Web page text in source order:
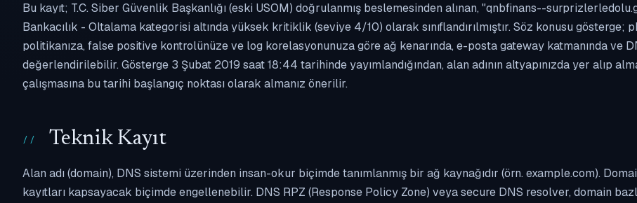
Bu kayıt; T.C. Siber Güvenlik Başkanlığı (eski USOM) doğrulanmış beslemesinden alınan, "qnbfinans--
Bankacılık - Oltalama kategorisi altında yüksek kritiklik (seviye 4/10) olarak sınıflandırılmıştır. Söz konusu
politikanıza, false positive kontrolünüze ve log korelasyonunuza göre ağ kenarında, e-posta gateway katmanında
değerlendirilebilir. Gösterge 3 Şubat 2019 saat 18:44 tarihinde yayımlandığından, alan adının altyapınızda yer alıp
çalışmasına bu tarihi başlangıç noktası olarak almanız önerilir.
Teknik Kayıt
Alan adı (domain), DNS sistemi üzerinden insan-okur biçimde tanımlanmış bir ağ kaynağıdır (örn. example.com).
kayıtları kapsayacak biçimde engellenebilir. DNS RPZ (Response Policy Zone) veya secure DNS resolver, domain